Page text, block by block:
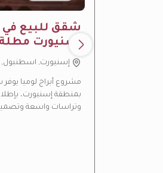
شقق للبيع
لومياإسنيورت, اسطنبول,
مشروع أبراج لوميا
بمنطقة إسنيورت،
وتراسات واسعة وتصميم